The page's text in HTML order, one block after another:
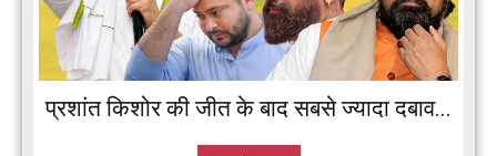
प्रशांत किशोर की जीत के बाद सबसे ज्यादा दबाव...